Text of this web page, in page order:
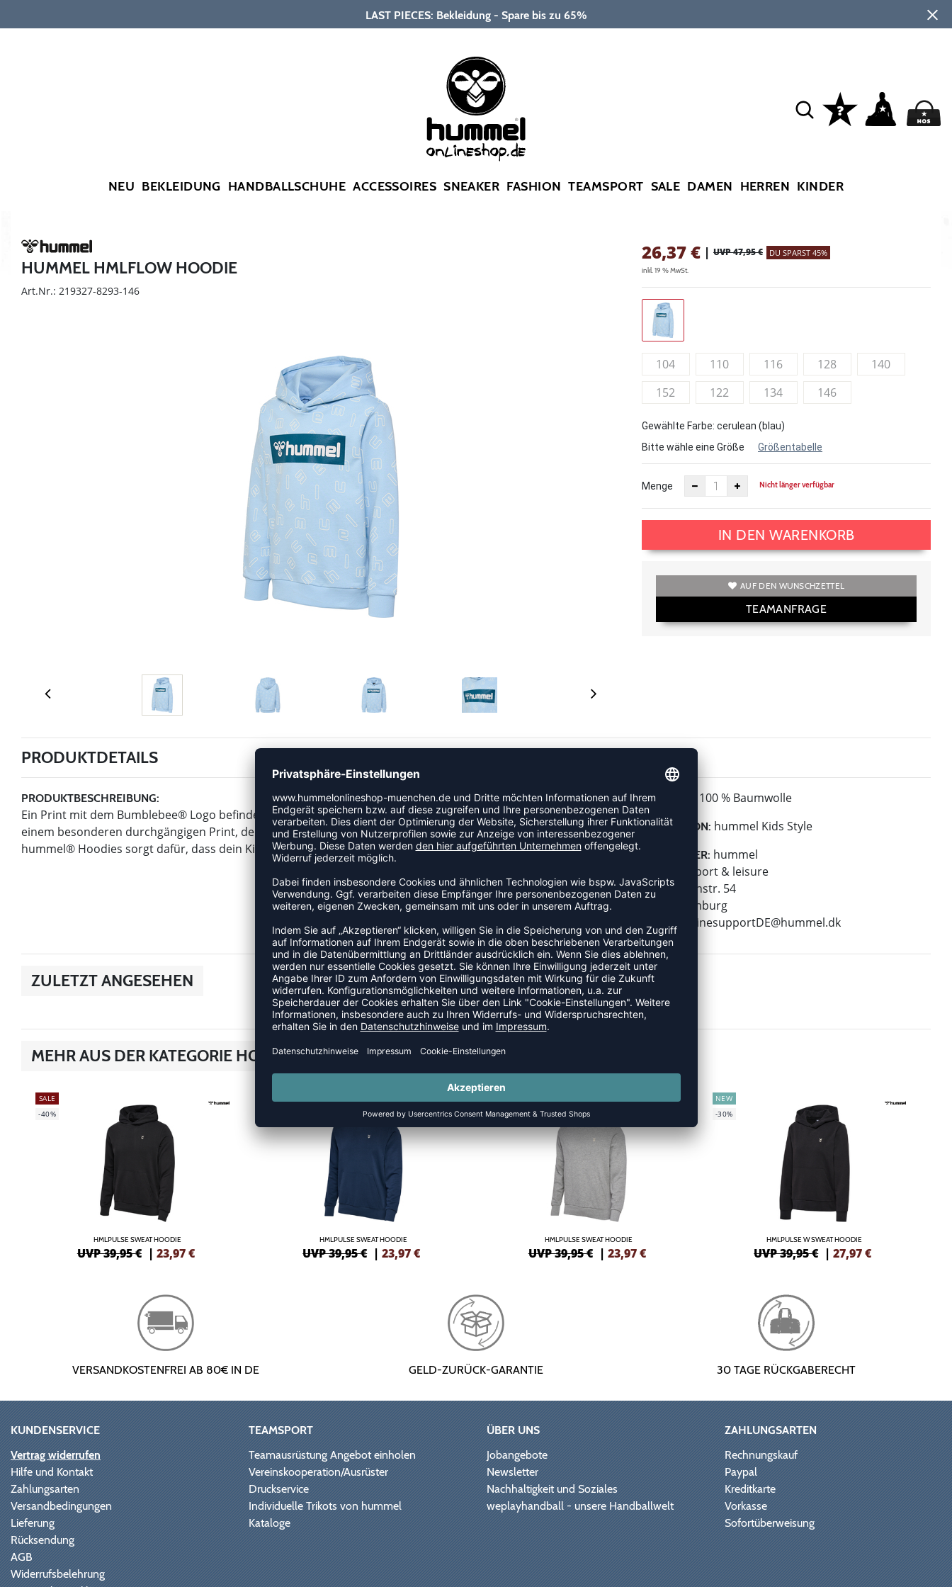
LAST PIECES: Bekleidung - Spare bis zu 65%
NEU BEKLEIDUNG HANDBALLSCHUHE ACCESSOIRES SNEAKER FASHION TEAMSPORT SALE DAMEN HERREN KINDER
HUMMEL HMLFLOW HOODIE
Art.Nr.: 219327-8293-146
26,37€ | UVP 47,95 € DU SPARST 45%
inkl. 19 % MwSt.
104 110 116 128
140
152
122 134 146
Gewählte Farbe: cerulean (blau)
Bitte wähle eine Größe
Größentabelle
Menge Nicht länger verfügbar
IN DEN WARENKORB
AUF DEN WUNSCHZETTEL
TEAMANFRAGE
PRODUKTDETAILS
PRODUKTBESCHREIBUNG:
Ein Print mit dem Bumblebee® Logo befindet sich auf der Vorderseite des HMLFLOW HOODIE zusammen mit
einem besonderen durchgängigen Print, der für einen einzigartigen Look sorgt. Das Sweatmaterial dieses
hummel® Hoodies sorgt dafür, dass dein Kind in dieser Saison bei jedem Wetter warm und trocken bleibt.
MATERIAL: 100 % Baumwolle
KOLLEKTION: hummel Kids Style
HERSTELLER: hummel
hummel sport & leisure
Leverkusenstr. 54
22761 Hamburg
E-Mail:
onlinesupportDE@hummel.dk
ZULETZT ANGESEHEN
MEHR AUS DER KATEGORIE HOODIES & ZIPPER
SALE
-40%
HMLPULSE SWEAT HOODIE
UVP 39,95 € | 23,97€
SALE
HMLPULSE SWEAT HOODIE
UVP 39,95 € |23,97€
-40%
HMLPULSE SWEAT HOODIE
UVP 39,95 € | 23,97€
NEW
-30%
HMLPULSE W SWEAT HOODIE
UVP 39,95 € |27,97€
VERSANDKOSTENFREI AB 80€ IN DE GELD-ZURÜCK-GARANTIE 30 TAGE RÜCKGABERECHT
KUNDENSERVICE
Vertrag widerrufen
Hilfe und Kontakt
Zahlungsarten
Versandbedingungen
Lieferung
Rücksendung
AGB
Widerrufsbelehrung
TEAMSPORT
Teamausrüstung Angebot einholen
Vereinskooperation/Ausrüster
Druckservice
Individuelle Trikots von hummel
Kataloge
ÜBER UNS
Jobangebote
Newsletter
Nachhaltigkeit und Soziales
weplayhandball - unsere Handballwelt
ZAHLUNGSARTEN
Rechnungskauf
Paypal
Kreditkarte
Vorkasse
Sofortüberweisung